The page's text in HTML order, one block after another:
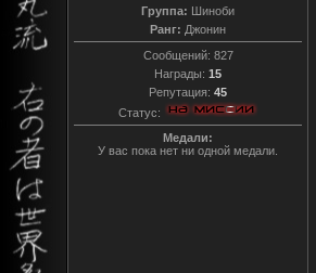
Группа: Шиноби
Ранг: Джонин
Сообщений: 827
Награды: 15
Репутация: 45
Статус:
Медали:
У вас пока нет ни одной медали.